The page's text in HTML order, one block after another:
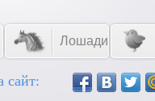
Лошади
сайт: